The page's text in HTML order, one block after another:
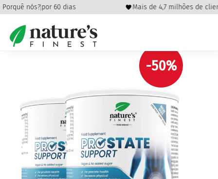
Porquê nós?por 60 dias Mais de 4,7 milhões de
Início/Saúde/Estresse e sono/ PROSTATE Support
pacote
-50%